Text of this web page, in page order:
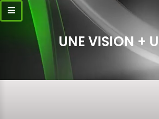
UNE VISION +